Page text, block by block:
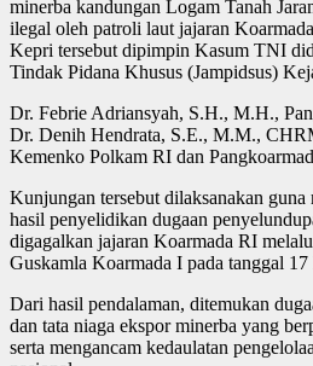
minerba kandungan Logam Tanah
ilegal oleh patroli laut jajaran
Kepri tersebut dipimpin Kasum TNI
Tindak Pidana Khusus (Jampidsus)
Dr. Febrie Adriansyah, S.H., M.H.,
Dr. Denih Hendrata, S.E., M.M.,
Kemenko Polkam RI dan
Kunjungan tersebut dilaksanakan guna
hasil penyelidikan dugaan
digagalkan jajaran Koarmada RI
Guskamla Koarmada I pada tanggal
Dari hasil pendalaman, ditemukan
dan tata niaga ekspor minerba yang
serta mengancam kedaulatan